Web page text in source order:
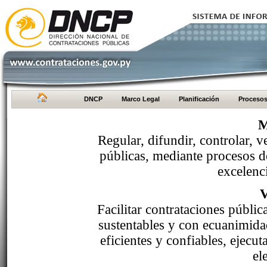
DNCP Marco Legal Planificación Procesos
Regular, difundir, controlar,
públicas, mediante procesos
Facilitar contrataciones
sustentables y con
eficientes y confiables,